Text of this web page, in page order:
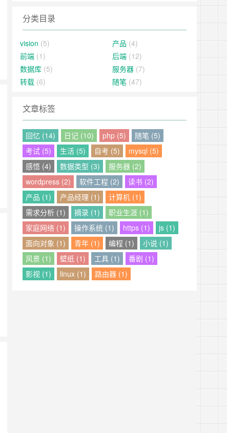
分类目录
vision (5) 产品 (4)
前端 (1) 后端 (12)
数据库 (5) 服务器 (7)
转载 (6) 随笔 (47)
文章标签
回忆 (14) 日记 (10) php (5)
随笔 (5)
考试 (5)
生活 (5) 自考 (5)
mysql (5)
感悟 (4)
数据类型 (3)
服务器 (2)
wordpress (2)
软件工程 (2)
读书 (2)
产品 (1)
产品经理 (1)
计算机 (1)
需求分析 (1)
摘录 (1)
职业生涯 (1)
家庭网络 (1)
操作系统 (1) https (1)
js (1)
面向对象 (1)
青年 (1) 编程 (1)
小说 (1)
风景 (1)
壁纸 (1) 工具 (1)
番剧 (1)
影视 (1)
linux (1) 路由器 (1)